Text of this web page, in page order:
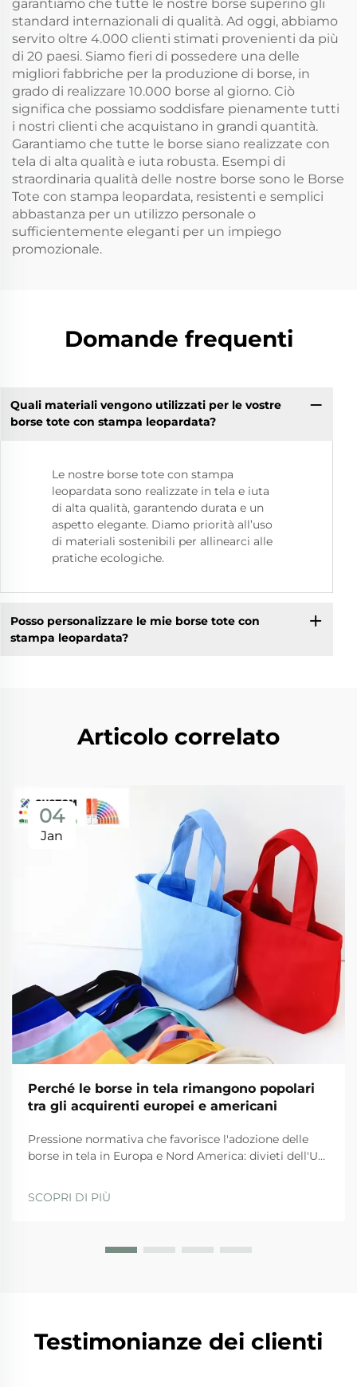
garantiamo che tutte le nostre borse superino gli
standard internazionali di qualità. Ad oggi, abbiamo
servito oltre 4.000 clienti stimati provenienti da più
di 20 paesi. Siamo fieri di possedere una delle
migliori fabbriche per la produzione di borse, in
grado di realizzare 10.000 borse al giorno. Ciò
significa che possiamo soddisfare pienamente tutti
i nostri clienti che acquistano in grandi quantità.
Garantiamo che tutte le borse siano realizzate con
tela di alta qualità e iuta robusta. Esempi di
straordinaria qualità delle nostre borse sono le Borse
Tote con stampa leopardata, resistenti e semplici
abbastanza per un utilizzo personale o
sufficientemente eleganti per un impiego
promozionale.
Domande frequenti
Quali materiali vengono utilizzati per le vostre
borse tote con stampa leopardata?
Le nostre borse tote con stampa
leopardata sono realizzate in tela e iuta
di alta qualità, garantendo durata e un
aspetto elegante. Diamo priorità all’uso
di materiali sostenibili per allinearci alle
pratiche ecologiche.
Posso personalizzare le mie borse tote con
stampa leopardata?
Articolo correlato
04
Jan
Perché le borse in tela rimangono popolari
tra gli acquirenti europei e americani
Pressione normativa che favorisce l'adozione delle
borse in tela in Europa e Nord America: divieti dell'UE
circolare. Le severe normative dell'UE stanno
spingendo fortemente le aziende verso l'uso di borse
SCOPRI DI PIÙ
Testimonianze dei clienti